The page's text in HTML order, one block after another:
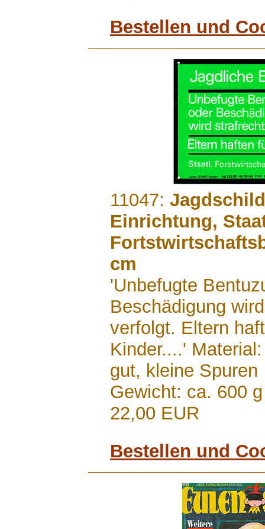
Bestellen und
11047:
Einrichtung,
cm
'Unbefugte
Beschädigung
verfolgt. Eltern
Kinder....'
gut, kleine
Gewicht: ca. 600 g
22,00 EUR
Bestellen und